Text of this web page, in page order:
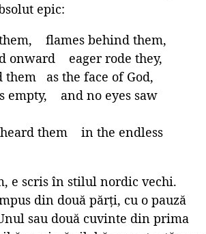
epic:
them, flames behind them,
onward eager rode they,
them as the face of God,
empty, and no eyes saw
heard them in the endless
e scris în stilul nordic vechi.
din două părți, cu o pauză
sau două cuvinte din prima